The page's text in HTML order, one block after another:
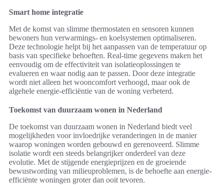
Smart home integratie
Met de komst van slimme thermostaten en sensoren kunnen
bewoners hun verwarmings- en koelsystemen optimaliseren.
Deze technologie helpt bij het aanpassen van de temperatuur op
basis van specifieke behoeften. Real-time gegevens maken het
eenvoudig om de effectiviteit van isolatieoplossingen te
evalueren en waar nodig aan te passen. Door deze integratie
wordt niet alleen het wooncomfort verhoogd, maar ook de
algehele energie-efficiëntie van de woning verbeterd.
Toekomst van duurzaam wonen in Nederland
De toekomst van duurzaam wonen in Nederland biedt veel
mogelijkheden voor invloedrijke veranderingen in de manier
waarop woningen worden gebouwd en gerenoveerd. Slimme
isolatie wordt een steeds belangrijker onderdeel van deze
evolutie. Met de stijgende energieprijzen en de groeiende
bewustwording van milieuproblemen, is de behoefte aan energie-
efficiënte woningen groter dan ooit tevoren.